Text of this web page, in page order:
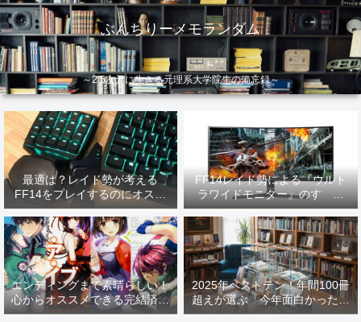
ぶんちりーメモランダム
～2.5次元に生きる元理系大学院生の備忘録～
最適は？レイド勢が考える
FF14をプレイするのにオスス
メなデバイス【2026年更新】
FF14レイド勢による『ウルト
ラワイドモニター』のすゝめ
【2026年更新】
エンディングまで素晴らしい！
心からオススメできる完結済み
ラノベ
2025年ベストテン！年間100冊
超えが選ぶ「今年面白かった本
10選」！